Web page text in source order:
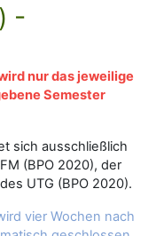
-
nur das jeweilige
Semester
sich ausschließlich
(BPO 2020), der
UTG (BPO 2020).
vier Wochen nach